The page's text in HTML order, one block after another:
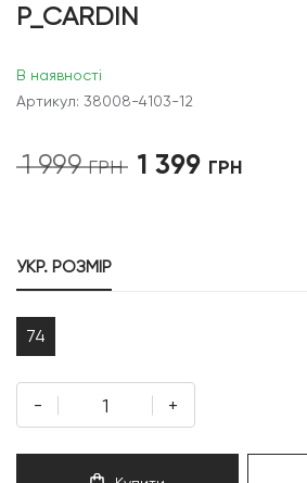
P_CARDIN
В наявності
Артикул: 38008-4103-12
1 999ГРН
Оригінальна
1 399 ГРН
УКР. РОЗМІР
74
- +